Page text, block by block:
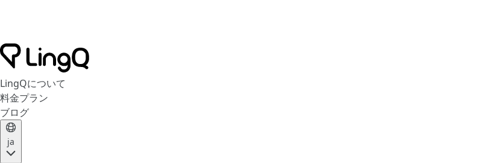
LingQについて
料金プラン
ブログ
ja